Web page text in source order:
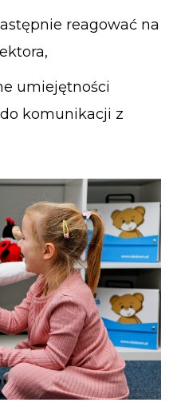
reagować na
umiejętności
komunikacji z